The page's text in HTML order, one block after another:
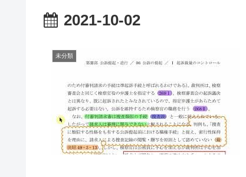
2021-10-02
未分類